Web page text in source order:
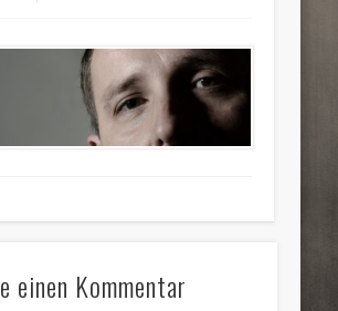
einen Kommentar